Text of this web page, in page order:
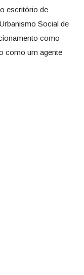
escritório de
Social de
como
como um agente